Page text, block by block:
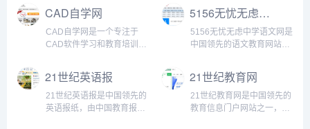
试剂CAS号查询、仪器设
备、实验耗材、生物试剂、
实验室设备等方面的全方位
服务。...
成立于2005年，是国内最早
的机械CAD软件社区之一。
目前，该论坛已经成长为国
内最大的机械CAD软件技术
CAD自学网
CAD自学网是一个专注于
CAD软件学习和教育培训的
于2003年，十多年来一直致
力于为广大学生、工程师、
设计师等提供CAD软件的自
学和培训服务，已...
5156无忧无虑中学语文网
5156无忧无虑中学语文网是
中国领先的语文教育网站之
高中学语文学科教育的实效
性和教育质量。它提供了丰
富的语文学习资源，包括高
质量的语文课件、试卷和资
21世纪英语报
21世纪英语报是中国领先的
英语报纸，由中国教育报社
21世纪教育网
21世纪教育网是中国领先的
教育信息门户网站之一，致